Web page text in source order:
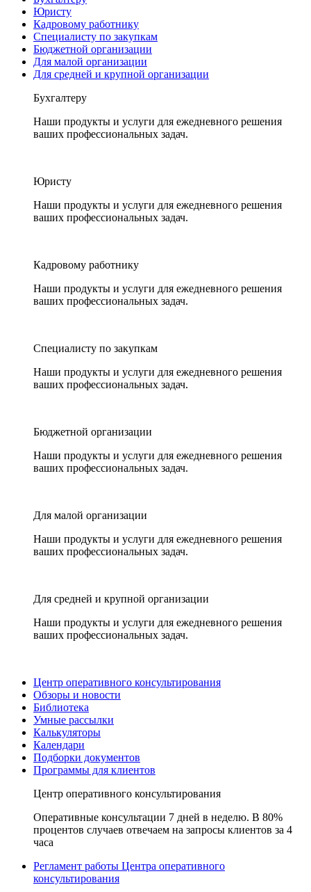
Юристу
Кадровому работнику
Специалисту по закупкам
Бюджетной организации
Для малой организации
Для средней и крупной организации
Бухгалтеру
Наши продукты и услуги для ежедневного решения
ваших профессиональных задач.
Юристу
Наши продукты и услуги для ежедневного решения
ваших профессиональных задач.
Кадровому работнику
Наши продукты и услуги для ежедневного решения
ваших профессиональных задач.
Специалисту по закупкам
Наши продукты и услуги для ежедневного решения
ваших профессиональных задач.
Бюджетной организации
Наши продукты и услуги для ежедневного решения
ваших профессиональных задач.
Для малой организации
Наши продукты и услуги для ежедневного решения
ваших профессиональных задач.
Для средней и крупной организации
Наши продукты и услуги для ежедневного решения
ваших профессиональных задач.
Центр оперативного консультирования
Обзоры и новости
Библиотека
Умные рассылки
Калькуляторы
Календари
Подборки документов
Программы для клиентов
Центр оперативного консультирования
Оперативные консультации 7 дней в неделю. В 80%
процентов случаев отвечаем на запросы клиентов за 4
часа
Регламент работы Центра оперативного
консультирования